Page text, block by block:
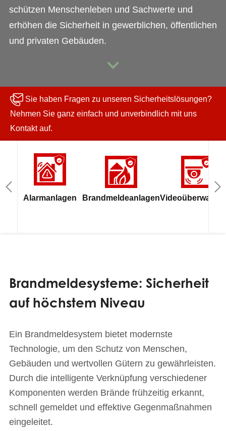
schützen Menschenleben und Sachwerte und
erhöhen die Sicherheit in gewerblichen, öffentlichen
und privaten Gebäuden.
Sie haben Fragen zu unseren Sicherheitslösungen?
Nehmen Sie ganz einfach und unverbindlich mit uns
Kontakt auf.
Alarmanlagen Brandmeldeanlagen
Brandmeldesysteme: Sicherheit
auf höchstem Niveau
Ein Brandmeldesystem bietet modernste
Technologie, um den Schutz von Menschen,
Gebäuden und wertvollen Gütern zu gewährleisten.
Durch die intelligente Verknüpfung verschiedener
Komponenten werden Brände frühzeitig erkannt,
schnell gemeldet und effektive Gegenmaßnahmen
eingeleitet.